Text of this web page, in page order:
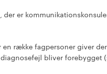
der er
en række fagpersoner giver
bliver forebygget